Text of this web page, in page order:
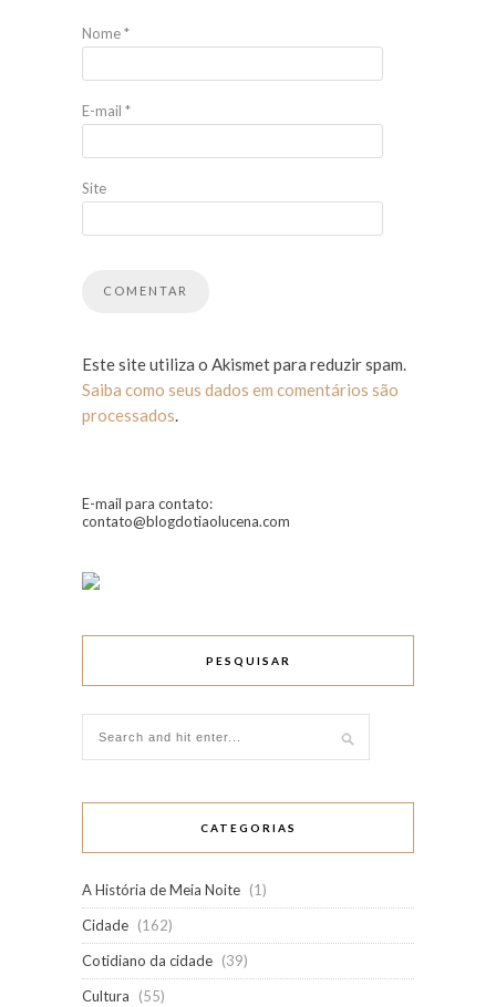
Nome*
E-mail *
Site
Este site utiliza o Akismet para reduzir spam.
Saiba como seus dados em comentários são
processados.
E-mail para contato:
contato@blogdotiaolucena.com
PESQUISAR
CATEGORIAS
A História de Meia Noite (1)
Cidade (162)
Cotidiano da cidade (39)
Cultura
(55)